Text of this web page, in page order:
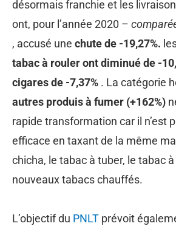
désormais franchie et les
ont, pour l’année 2020 –
, accusé une chute de -19,27%.
tabac à rouler ont diminué de -
cigares de -7,37% . La catégorie
autres produis à fumer (+162%)
rapide transformation car il n’est
efficace en taxant de la même
chicha, le tabac à tuber, le tabac
nouveaux tabacs chauffés.
L’objectif du PNLT prévoit